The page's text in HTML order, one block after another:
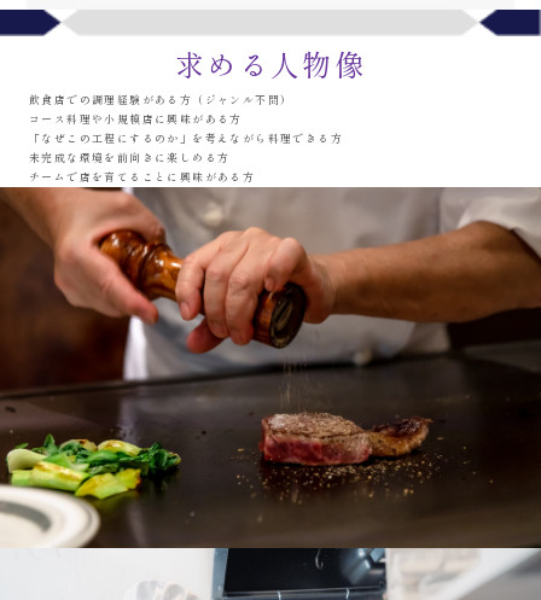
求める人物像
飲食店での調理経験がある方
（ジャンル不問）
コース料理や小規模店に興味がある方
「なぜこの工程にするのか」を 考えながら料理できる方
未完成な環境を前向きに楽しめる方
チームで店を育てることに興味がある方